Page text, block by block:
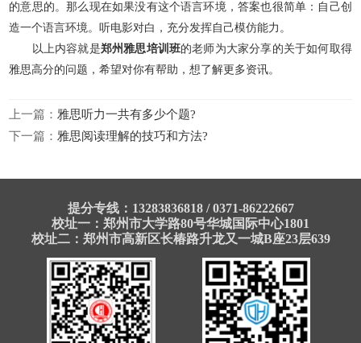
的意思的。那么现在如果没有这个语言环境，答案也很简单：自己创
造一个语言环境。听电影对白，充分发挥自己模仿能力。
以上内容就是郑州雅思培训班的老师为大家分享的关于如何取得
雅思高分的问题，希望对你有帮助，想了解更多资讯。
上一篇： 雅思听力一共有多少个题?
下一篇： 雅思阅读理解的技巧和方法?
提分专线：13283836818 / 0371-86222667
校址一：郑州市大学路80号华城国际中心1801
校址二：郑州市高新区长椿路升龙又一城B座23层639